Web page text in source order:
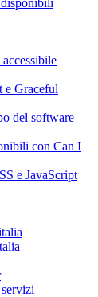
e Graceful
del software
con Can I
e JavaScript